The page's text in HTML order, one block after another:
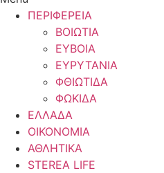
ΠΕΡΙΦΕΡΕΙΑ
ΒΟΙΩΤΙΑ
ΕΥΒΟΙΑ
ΕΥΡΥΤΑΝΙΑ
ΦΘΙΩΤΙΔΑ
ΦΩΚΙΔΑ
ΕΛΛΑΔΑ
ΟΙΚΟΝΟΜΙΑ
ΑΘΛΗΤΙΚΑ
STEREA LIFE